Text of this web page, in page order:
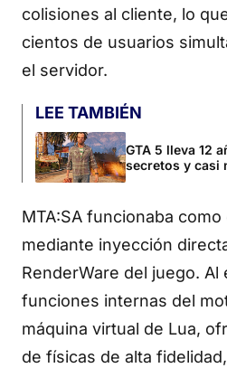
colisiones al cliente, lo
cientos de usuarios
el servidor.
LEE TAMBIÉN
GTA 5 lleva 12
secretos y casi
MTA:SA funcionaba
mediante inyección
RenderWare del juego. Al
funciones internas del
máquina virtual de Lua,
de físicas de alta